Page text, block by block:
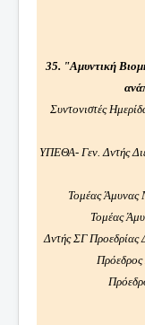
35. "Αμυντική
Συντονιστές
ΥΠΕΘΑ- Γεν. Δντής
Τομέας Άμυνας
Τομέας
Δντής ΣΓ Προεδρίας